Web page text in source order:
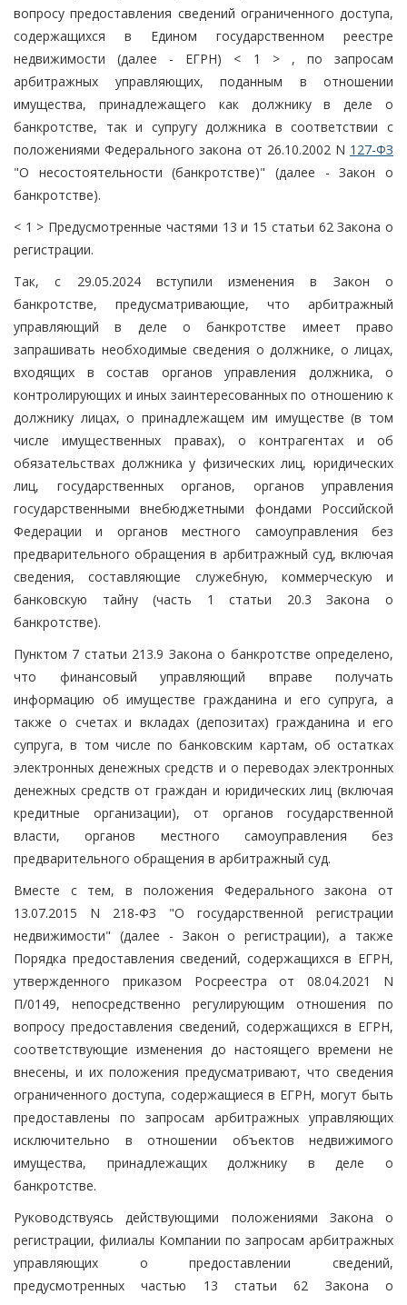
вопросу предоставления сведений ограниченного доступа,
содержащихся в Едином государственном реестре
недвижимости (далее - ЕГРН) < 1 > , по запросам
арбитражных управляющих, поданным в отношении
имущества, принадлежащего как должнику в деле о
банкротстве, так и супругу должника в соответствии с
положениями Федерального закона от 26.10.2002 N 127-ФЗ
"О несостоятельности (банкротстве)" (далее - Закон о
банкротстве).
< 1 > Предусмотренные частями 13 и 15 статьи 62 Закона о
регистрации.
Так, с 29.05.2024 вступили изменения в Закон о
банкротстве, предусматривающие, что арбитражный
управляющий в деле о банкротстве имеет право
запрашивать необходимые сведения о должнике, о лицах,
входящих в состав органов управления должника, о
контролирующих и иных заинтересованных по отношению к
должнику лицах, о принадлежащем им имуществе (в том
числе имущественных правах), о контрагентах и об
обязательствах должника у физических лиц, юридических
лиц, государственных органов, органов управления
государственными внебюджетными фондами Российской
Федерации и органов местного самоуправления без
предварительного обращения в арбитражный суд, включая
сведения, составляющие служебную, коммерческую и
банковскую тайну (часть 1 статьи 20.3 Закона о
банкротстве).
Пунктом 7 статьи 213.9 Закона о банкротстве определено,
что финансовый управляющий вправе получать
информацию об имуществе гражданина и его супруга, а
также о счетах и вкладах (депозитах) гражданина и его
супруга, в том числе по банковским картам, об остатках
электронных денежных средств и о переводах электронных
денежных средств от граждан и юридических лиц (включая
кредитные организации), от органов государственной
власти, органов местного самоуправления без
предварительного обращения в арбитражный суд.
Вместе с тем, в положения Федерального закона от
13.07.2015 N 218-ФЗ "О государственной регистрации
недвижимости" (далее - Закон о регистрации), а также
Порядка предоставления сведений, содержащихся в ЕГРН,
утвержденного приказом Росреестра от 08.04.2021 N
П/0149, непосредственно регулирующим отношения по
вопросу предоставления сведений, содержащихся в ЕГРН,
соответствующие изменения до настоящего времени не
внесены, и их положения предусматривают, что сведения
ограниченного доступа, содержащиеся в ЕГРН, могут быть
предоставлены по запросам арбитражных управляющих
исключительно в отношении объектов недвижимого
имущества, принадлежащих должнику в деле о
банкротстве.
Руководствуясь действующими положениями Закона о
регистрации, филиалы Компании по запросам арбитражных
управляющих о предоставлении сведений,
предусмотренных частью 13 статьи 62 Закона о